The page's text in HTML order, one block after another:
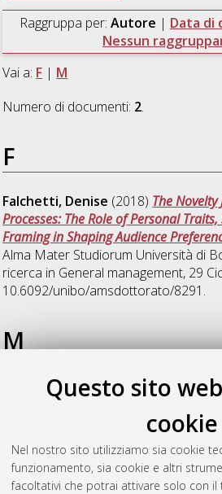
Questo sito
cookie
Nel nostro sito utilizziamo sia cookie
funzionamento, sia cookie e altri
facoltativi che potrai attivare solo con il
Raggruppa per: Autore | Data di
Nessun
Vai a: F | M
Numero di documenti: 2.
F
Falchetti, Denise (2018) The
Processes: The Role of Personal
Framing in Shaping Audience
Alma Mater Studiorum Università di
ricerca in General management, 29
10.6092/unibo/amsdottorato/8291.
M
Meoli, Azzurra(2018)A Career
Entrepreneurial Choice: The case of
, [Dissertation thesis],
Università di Bologna. Dottorato di
management, 29 Ciclo. DOI
10.6092/unibo/amsdottorato/8301.